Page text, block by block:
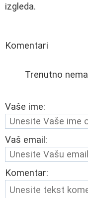
izgleda.
Komentari
Trenutno
Vaše ime:
Vaš email:
Komentar: